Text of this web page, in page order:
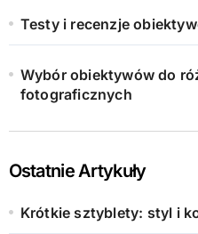
Testy i recenzje
Wybór obiektywów do
fotograficznych
Ostatnie Artykuły
Krótkie sztyblety: styl i